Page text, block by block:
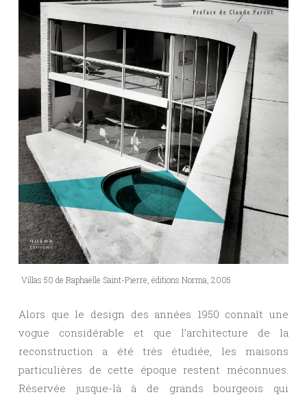
Villas 50 de Raphaëlle Saint-Pierre, éditions Norma, 2005
Alors que le design des années 1950 connaît une
vogue considérable et que l’architecture de la
reconstruction a été très étudiée, les maisons
particulières de cette époque restent méconnues.
Réservée jusque-là à de grands bourgeois qui